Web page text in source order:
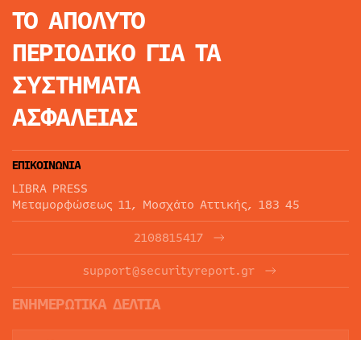
ΤΟ ΑΠΟΛΥΤΟ
ΠΕΡΙΟΔΙΚΟ ΓΙΑ ΤΑ
ΣΥΣΤΗΜΑΤΑ
ΑΣΦΑΛΕΙΑΣ
ΕΠΙΚΟΙΝΩΝΙΑ
LIBRA PRESS
Μεταμορφώσεως 11, Μοσχάτο Αττικής, 183 45
2108815417
support@securityreport.gr
ΕΝΗΜΕΡΩΤΙΚΑ ΔΕΛΤΙΑ